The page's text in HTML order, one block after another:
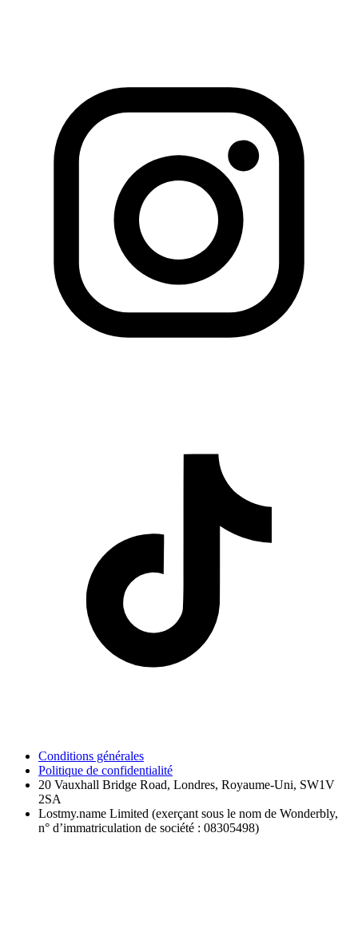
Conditions générales
Politique de confidentialité
20 Vauxhall Bridge Road, Londres, Royaume-Uni, SW1V
2SA
Lostmy.name Limited (exerçant sous le nom de Wonderbly,
n° d’immatriculation de société : 08305498)